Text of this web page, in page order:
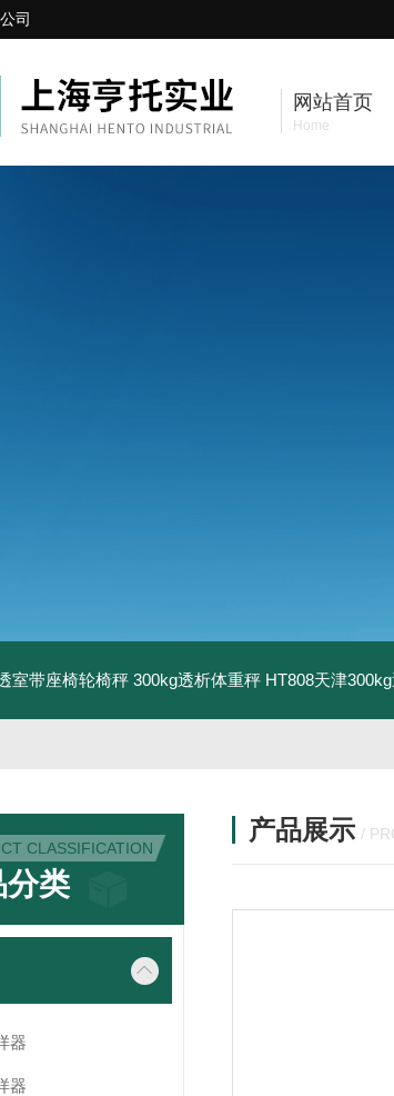
司
网站首页
Home
室带座椅轮椅秤 300kg透析体重秤 HT808天津
CLASSIFICATION
分类
器
器
产品展示 /